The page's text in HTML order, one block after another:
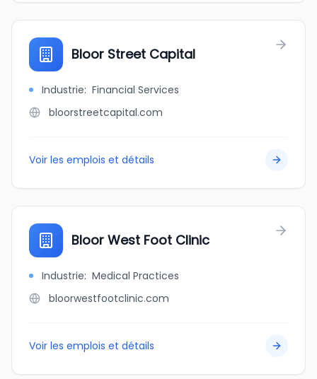
Bloor Street Capital
Industrie: Financial Services
bloorstreetcapital.com
Voir les emplois et détails
Bloor West Foot Clinic
Industrie: Medical Practices
bloorwestfootclinic.com
Voir les emplois et détails